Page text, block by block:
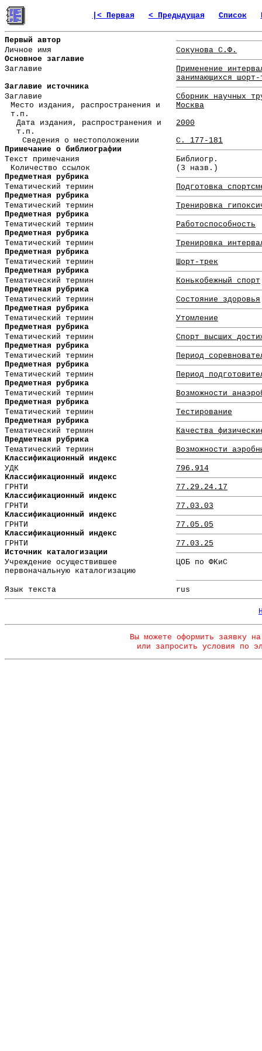
|< Первая < Предыдущая Список
Первый автор
Личное имя
Сокунова С.Ф.
Основное заглавие
Заглавие
Применение
занимающихся шорт-
Заглавие источника
Заглавие
Сборник научных
Место издания, распространения и
т.п.
Москва
Дата издания, распространения и
т.п.
2000
Сведения о местоположении
С. 177-181
Примечание о библиографии
Текст примечания
Библиогр.
Количество ссылок
(3 назв.)
Предметная рубрика
Тематический термин
Подготовка
Предметная рубрика
Тематический термин
Тренировка
Предметная рубрика
Тематический термин
Работоспособность
Предметная рубрика
Тематический термин
Тренировка
Предметная рубрика
Тематический термин
Шорт-трек
Предметная рубрика
Тематический термин
Конькобежный спорт
Предметная рубрика
Тематический термин
Состояние здоровья
Предметная рубрика
Тематический термин
Утомление
Предметная рубрика
Тематический термин
Спорт высших
Предметная рубрика
Тематический термин
Период
Предметная рубрика
Тематический термин
Период
Предметная рубрика
Тематический термин
Возможности
Предметная рубрика
Тематический термин
Тестирование
Предметная рубрика
Тематический термин
Качества
Предметная рубрика
Тематический термин
Возможности
Классификационный индекс
УДК
796.914
Классификационный индекс
ГРНТИ
77.29.24.17
Классификационный индекс
ГРНТИ
77.03.03
Классификационный индекс
ГРНТИ
77.05.05
Классификационный индекс
ГРНТИ
77.03.25
Источник каталогизации
Учреждение осуществившее
первоначальную каталогизацию
ЦОБ по ФКиС
Язык текста rus
Вы можете оформить заявку
или запросить условия по